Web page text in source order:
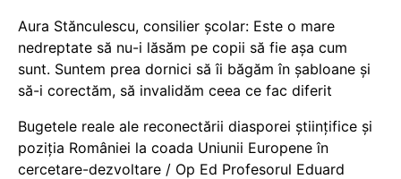
Aura Stănculescu, consilier școlar: Este o mare
nedreptate să nu-i lăsăm pe copii să fie așa cum
sunt. Suntem prea dornici să îi băgăm în șabloane și
să-i corectăm, să invalidăm ceea ce fac diferit
Bugetele reale ale reconectării diasporei științifice și
poziția României la coada Uniunii Europene în
cercetare-dezvoltare / Op Ed Profesorul Eduard